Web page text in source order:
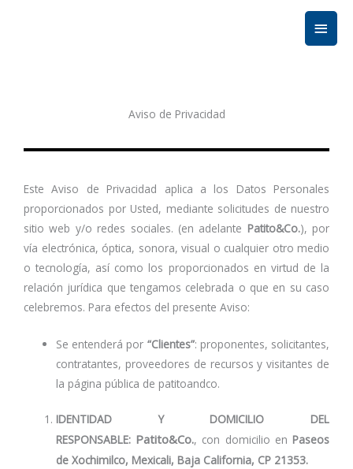
Aviso de Privacidad
Este Aviso de Privacidad aplica a los Datos Personales
proporcionados por Usted, mediante solicitudes de nuestro
sitio web y/o redes sociales. (en adelante Patito&Co.), por
vía electrónica, óptica, sonora, visual o cualquier otro medio
o tecnología, así como los proporcionados en virtud de la
relación jurídica que tengamos celebrada o que en su caso
celebremos. Para efectos del presente Aviso:
Se entenderá por “Clientes”: proponentes, solicitantes,
contratantes, proveedores de recursos y visitantes de
la página pública de patitoandco.
IDENTIDAD Y DOMICILIO DEL
RESPONSABLE: Patito&Co., con domicilio en Paseos
de Xochimilco, Mexicali, Baja California, CP 21353.